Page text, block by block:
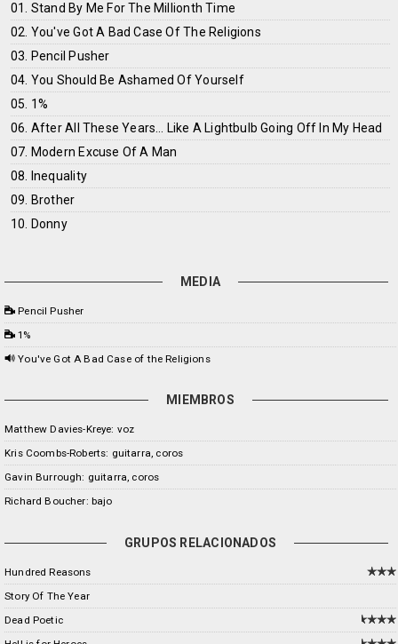
01. Stand By Me For The Millionth Time
02. You've Got A Bad Case Of The Religions
03. Pencil Pusher
04. You Should Be Ashamed Of Yourself
05. 1%
06. After All These Years… Like A Lightbulb Going Off In My Head
07. Modern Excuse Of A Man
08. Inequality
09. Brother
10. Donny
MEDIA
Pencil Pusher
1%
You've Got A Bad Case of the Religions
MIEMBROS
Matthew Davies-Kreye: voz
Kris Coombs-Roberts: guitarra, coros
Gavin Burrough: guitarra, coros
Richard Boucher: bajo
GRUPOS RELACIONADOS
Hundred Reasons
Story Of The Year
Dead Poetic